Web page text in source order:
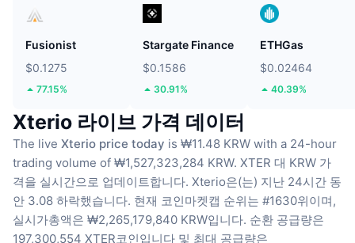
Fusionist
$0.1275
77.15%
Stargate Finance
$0.1586
30.91%
ETHGas
$0.02464
40.39%
Xterio 라이브 가격 데이터
The live Xterio price today is ₩11.48 KRW with a 24-hour
trading volume of ₩1,527,323,284 KRW. XTER 대 KRW 가
격을 실시간으로 업데이트합니다. Xterio은(는) 지난 24시간 동
안 3.08 하락했습니다. 현재 코인마켓캡 순위는 #1630위이며,
실시가총액은 ₩2,265,179,840 KRW입니다. 순환 공급량은
197,300,554 XTER코인입니다 및 최대 공급량은